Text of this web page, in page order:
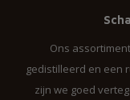
Ons
gedistilleerd en een
zijn we goed